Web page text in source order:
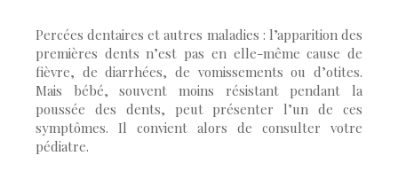
Percées dentaires et autres maladies : l’apparition des
premières dents n’est pas en elle-même cause de
fièvre, de diarrhées, de vomissements ou d’otites.
Mais bébé, souvent moins résistant pendant la
poussée des dents, peut présenter l’un de ces
symptômes. Il convient alors de consulter votre
pédiatre.